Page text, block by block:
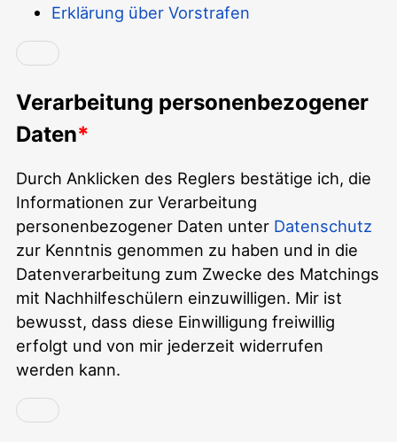
Erklärung über Vorstrafen
Verarbeitung personenbezogener
Daten
Durch Anklicken des Reglers bestätige ich, die
Informationen zur Verarbeitung
personenbezogener Daten unter Datenschutz
zur Kenntnis genommen zu haben und in die
Datenverarbeitung zum Zwecke des Matchings
mit Nachhilfeschülern einzuwilligen. Mir ist
bewusst, dass diese Einwilligung freiwillig
erfolgt und von mir jederzeit widerrufen
werden kann.